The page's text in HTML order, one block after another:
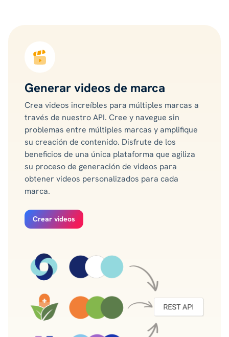
Generar videos de marca
Crea videos increíbles para múltiples marcas a
través de nuestro API. Cree y navegue sin
problemas entre múltiples marcas y amplifique
su creación de contenido. Disfrute de los
beneficios de una única plataforma que agiliza
su proceso de generación de videos para
obtener videos personalizados para cada
marca.
Crear videos